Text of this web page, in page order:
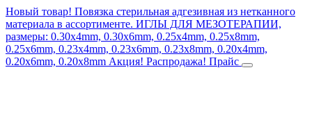
Новый товар! Повязка стерильная адгезивная из нетканного
материала в ассортименте. ИГЛЫ ДЛЯ МЕЗОТЕРАПИИ,
размеры: 0.30x4mm, 0.30x6mm, 0.25x4mm, 0.25x8mm,
0.25x6mm, 0.23x4mm, 0.23x6mm, 0.23x8mm, 0.20x4mm,
0.20x6mm, 0.20x8mm Акция! Распродажа! Прайс